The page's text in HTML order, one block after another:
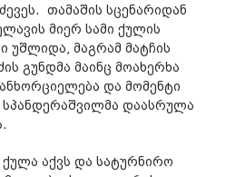
თამაშის სცენარიდან
მიერ სამი ქულის
უშლიდა, მაგრამ მატჩის
გუნდმა მაინც მოახერხა
და მომენტი
დაასრულა
აქვს და სატურნირო